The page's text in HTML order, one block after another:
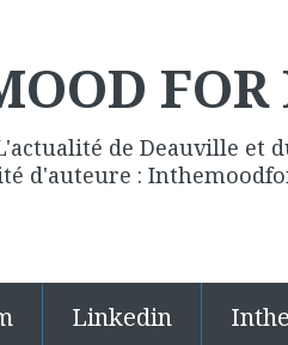
de Deauville et
d'auteure :
Linkedin